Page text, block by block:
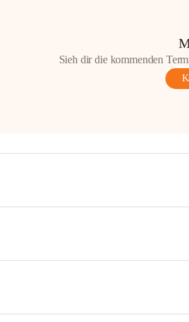
Sieh dir die kommenden